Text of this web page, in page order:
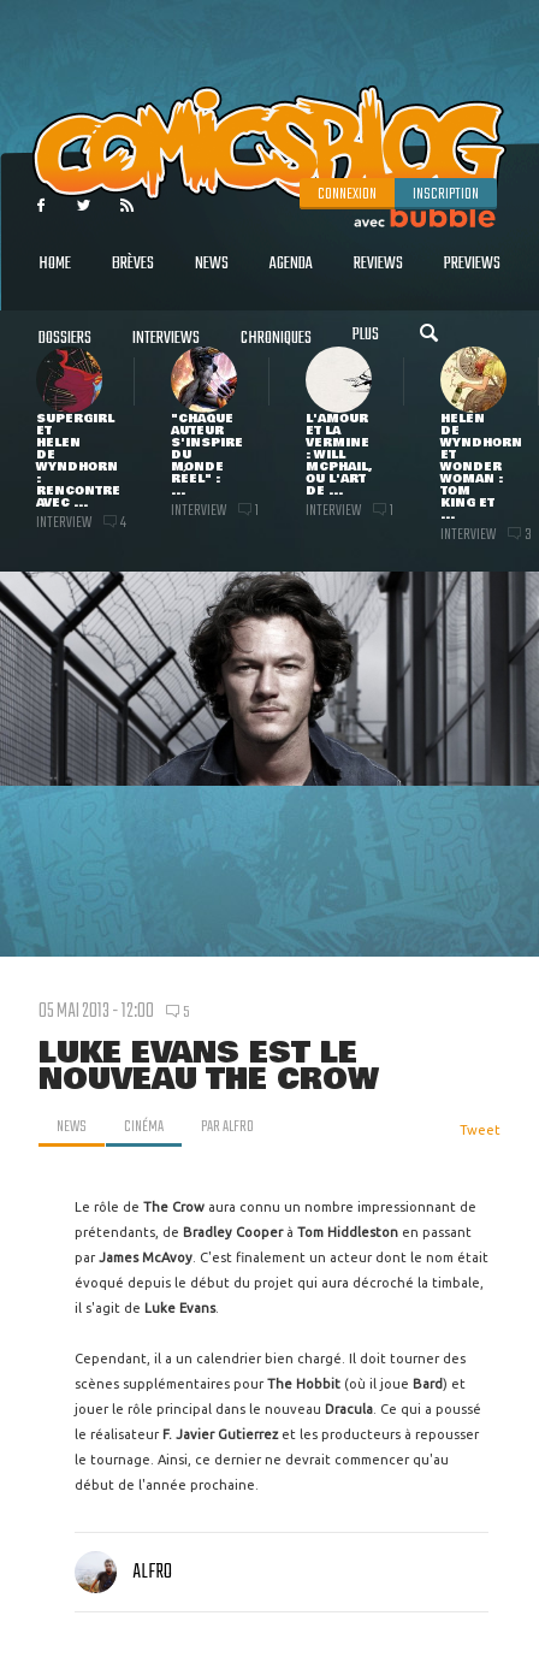
CONNEXION INSCRIPTION
HOME BRÈVES NEWS AGENDA REVIEWS PREVIEWS
DOSSIERS INTERVIEWS CHRONIQUES PLUS
SUPERGIRL
ET
HELEN
DE
WYNDHORN
:
RENCONTRE
AVEC ...
INTERVIEW 4
"CHAQUE
AUTEUR
S'INSPIRE
DU
MONDE
RÉEL" :
...
INTERVIEW 1
L'AMOUR
ET LA
VERMINE
: WILL
MCPHAIL,
OU L'ART
DE ...
INTERVIEW 1
HELEN
DE
WYNDHORN
ET
WONDER
WOMAN :
TOM
KING ET
...
INTERVIEW 3
05 MAI 2013 - 12:00 5
LUKE EVANS EST LE
NOUVEAU THE CROW
NEWS CINÉMA PARALFRO Tweet
Le rôle de The Crow aura connu un nombre impressionnant de
prétendants, de Bradley Cooperà Tom Hiddleston en passant
parJames McAvoy . C'est finalement un acteur dont le nom était
évoqué depuis le début du projet qui aura décroché la timbale,
il s'agit de Luke Evans.
Cependant, il a un calendrier bien chargé. Il doit tourner des
scènes supplémentaires pourThe Hobbit (où il joue Bard) et
jouer le rôle principal dans le nouveau Dracula . Ce qui a poussé
le réalisateur F. Javier Gutierrez et les producteurs à repousser
le tournage. Ainsi, ce dernier ne devrait commencer qu'au
début de l'année prochaine.
ALFRO